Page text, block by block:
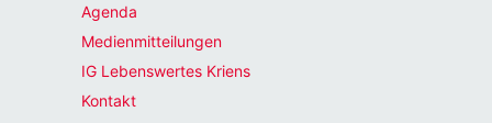
Agenda
Medienmitteilungen
IG Lebenswertes Kriens
Kontakt